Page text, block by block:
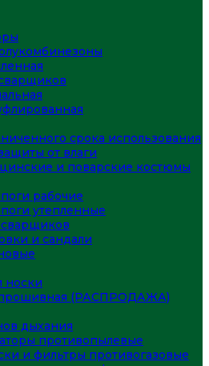
срока использования
от влаги
и поварские костюмы
рабочие
утепленные
и сандали
носки
(РАСПРОДАЖА)
дыхания
противопылевые
и фильтры противогазовые